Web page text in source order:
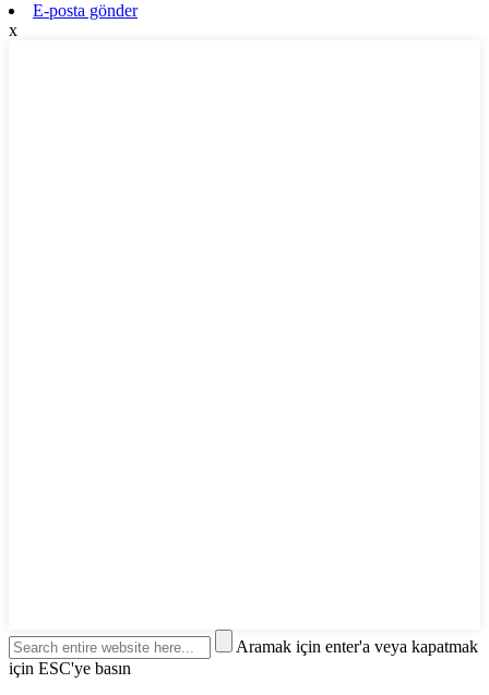
E-posta gönder
x
Aramak için enter'a veya kapatmak
için ESC'ye basın